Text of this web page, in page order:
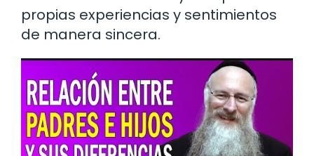
propias experiencias y sentimientos
de manera sincera.